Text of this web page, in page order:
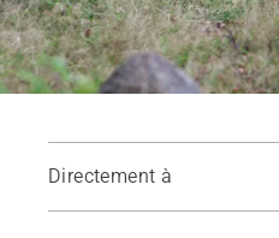
Directement à